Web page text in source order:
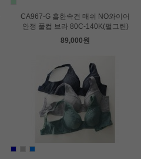
CA967-G 흡한속건 매쉬 NO와이어
안정 풀컵 브라 80C-140K(펄그린)
89,000원